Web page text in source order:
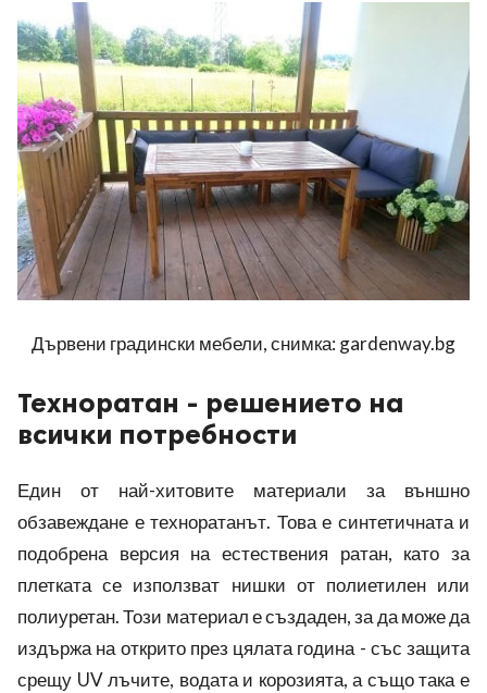
Дървени градински мебели, снимка: gardenway.bg
Техноратан - решението на
всички потребности
Един от най-хитовите материали за външно
обзавеждане е техноратанът. Това е синтетичната и
подобрена версия на естествения ратан, като за
плетката се използват нишки от полиетилен или
полиуретан. Този материал е създаден, за да може да
издържа на открито през цялата година - със защита
срещу UV лъчите, водата и корозията, а също така е